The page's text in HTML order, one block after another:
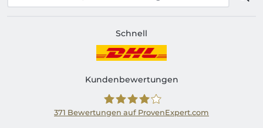
Schnell
Kundenbewertungen
371 Bewertungen auf ProvenExpert.com